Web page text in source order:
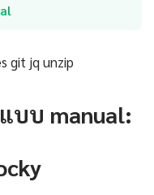
git jq unzip
บบ manual: